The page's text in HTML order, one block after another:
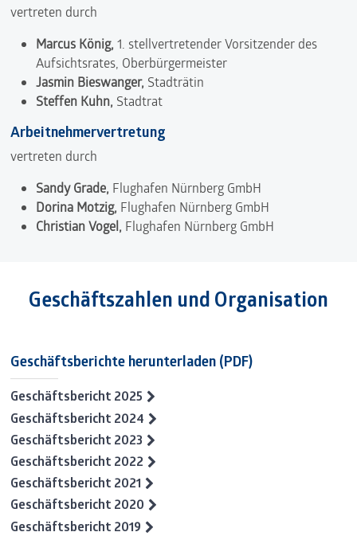
vertreten durch
Marcus König, 1. stellvertretender Vorsitzender des
Aufsichtsrates, Oberbürgermeister
Jasmin Bieswanger, Stadträtin
Steffen Kuhn, Stadtrat
Arbeitnehmervertretung
vertreten durch
Sandy Grade, Flughafen Nürnberg GmbH
Dorina Motzig, Flughafen Nürnberg GmbH
Christian Vogel, Flughafen Nürnberg GmbH
Geschäftszahlen und Organisation
Geschäftsberichte herunterladen (PDF)
Geschäftsbericht 2025
Geschäftsbericht 2024
Geschäftsbericht 2023
Geschäftsbericht 2022
Geschäftsbericht 2021
Geschäftsbericht 2020
Geschäftsbericht 2019